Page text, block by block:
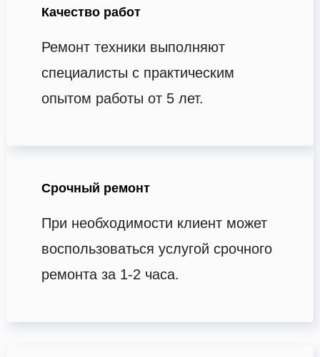
Качество работ
Ремонт техники выполняют
специалисты с практическим
опытом работы от 5 лет.
Срочный ремонт
При необходимости клиент может
воспользоваться услугой срочного
ремонта за 1-2 часа.